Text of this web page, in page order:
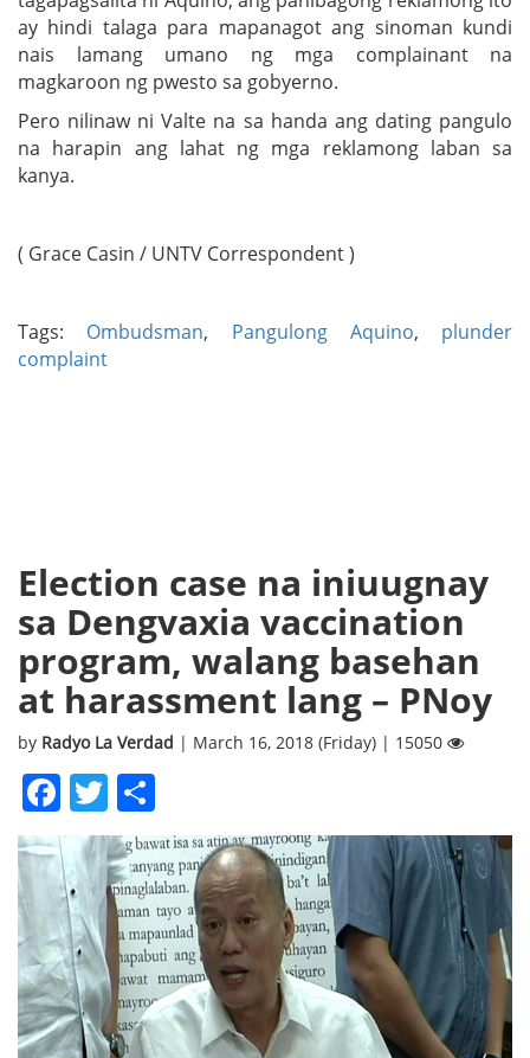
ay hindi talaga para mapanagot ang sinoman kundi
nais lamang umano ng mga complainant na
magkaroon ng pwesto sa gobyerno.
Pero nilinaw ni Valte na sa handa ang dating pangulo
na harapin ang lahat ng mga reklamong laban sa
kanya.
( Grace Casin / UNTV Correspondent )
Tags: Ombudsman, Pangulong Aquino, plunder
complaint
Election case na iniuugnay
sa Dengvaxia vaccination
program, walang basehan
at harassment lang – PNoy
by Radyo La Verdad | March 16, 2018 (Friday) | 15050
Facebook
Twitter